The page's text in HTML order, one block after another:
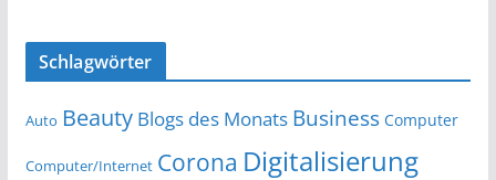
Schlagwörter
Auto Beauty Blogs des Monats Business Computer
Computer/Internet Corona Digitalisierung